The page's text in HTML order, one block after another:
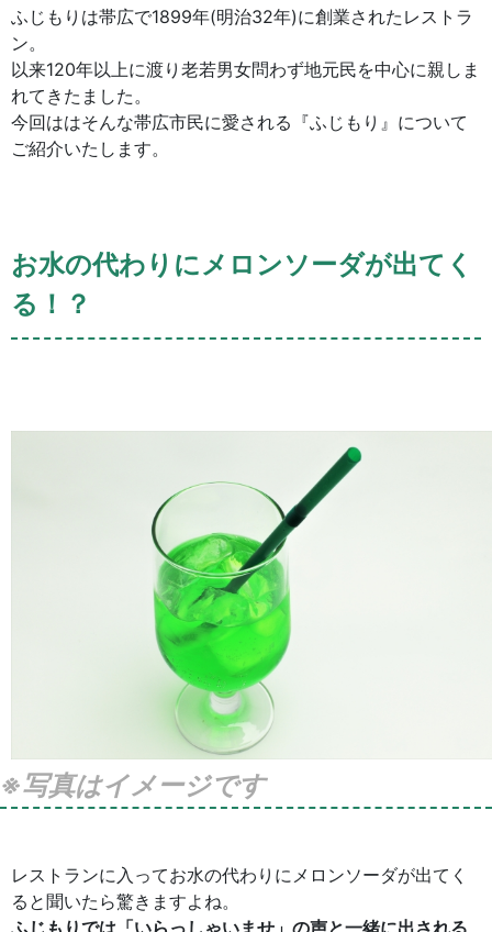
ふじもりは帯広で1899年(明治32年)に創業されたレストラ
ン。
以来120年以上に渡り老若男女問わず地元民を中心に親しま
れてきたました。
今回ははそんな帯広市民に愛される『ふじもり』について
ご紹介いたします。
お水の代わりにメロンソーダが出てく
る！？
※写真はイメージです
レストランに入ってお水の代わりにメロンソーダが出てく
ると聞いたら驚きますよね。
ふじもりでは「いらっしゃいませ」の声と一緒に出される